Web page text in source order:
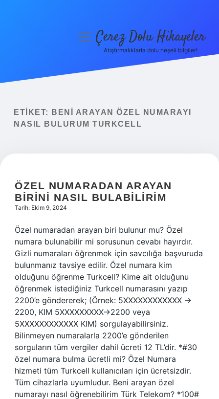
Yasal Uyarı
menüyüÇerez Dolu Hikayeler
Atıştırmalıklarla dolu neşeli bilgiler!
ETIKET:
BENI ARAYAN ÖZEL NUMARAYI
NASIL BULURUM TURKCELL
ÖZEL NUMARADAN ARAYAN
BIRINI NASIL BULABILIRIM
Tarih: Ekim 9, 2024
Özel numaradan arayan biri bulunur mu? Özel
numara bulunabilir mi sorusunun cevabı hayırdır.
Gizli numaraları öğrenmek için savcılığa başvuruda
bulunmanız tavsiye edilir. Özel numara kim
olduğunu öğrenme Turkcell? Kime ait olduğunu
öğrenmek istediğiniz Turkcell numarasını yazıp
2200’e göndererek; (Örnek: 5XXXXXXXXXXXX ->
2200, KIM 5XXXXXXXXX->2200 veya
5XXXXXXXXXXXX KIM) sorgulayabilirsiniz.
Bilinmeyen numaralarla 2200’e gönderilen
sorguların tüm vergiler dahil ücreti 12 TL’dir. *#30
özel numara bulma ücretli mi? Özel Numara
hizmeti tüm Turkcell kullanıcıları için ücretsizdir.
Tüm cihazlarla uyumludur. Beni arayan özel
numarayı nasıl öğrenebilirim Türk Telekom? *100#